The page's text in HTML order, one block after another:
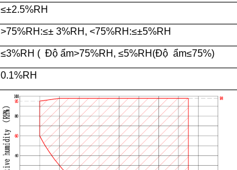
≤±2.5%RH
>75%RH:≤± 3%RH, <75%RH:≤±5%RH
≤3%RH ( Độ ẩm>75%RH, ≤5%RH(Độ ẩm≤75%)
0.1%RH